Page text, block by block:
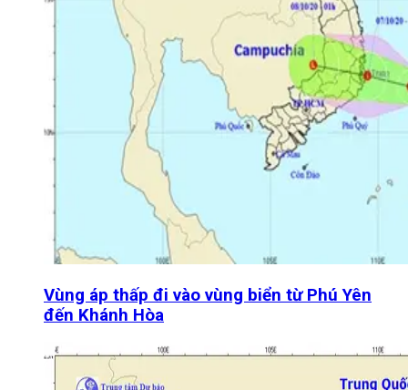
Vùng áp thấp đi vào vùng biển từ Phú Yên
đến Khánh Hòa